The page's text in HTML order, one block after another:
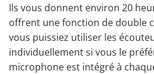
Ils vous donnent environ 20
offrent une fonction de double
vous puissiez utiliser les
individuellement si vous le
microphone est intégré à